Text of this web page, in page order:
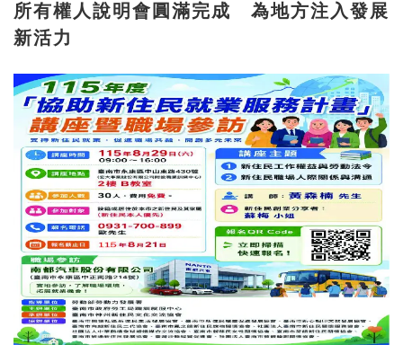
所有權人說明會圓滿完成 為地方注入發展
新活力